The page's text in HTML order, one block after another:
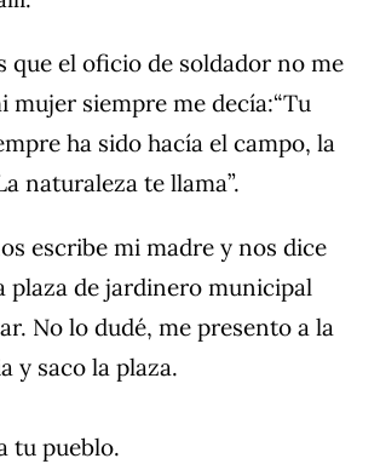
que el oficio de soldador no me
mujer siempre me decía:“Tu
ha sido hacía el campo, la
naturaleza te llama”.
escribe mi madre y nos dice
plaza de jardinero municipal
No lo dudé, me presento a la
y saco la plaza.
tu pueblo.